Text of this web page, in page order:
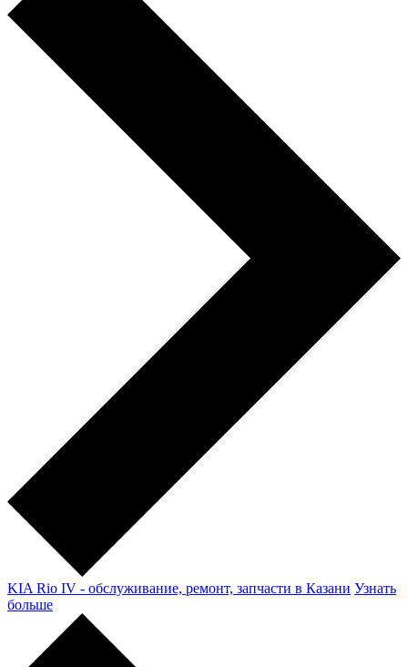
KIA Rio IV - обслуживание, ремонт, запчасти в Казани Узнать
больше